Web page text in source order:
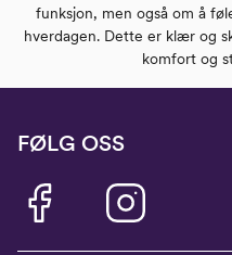
funksjon, men også om å
hverdagen. Dette er klær og
komfort og
FØLG OSS